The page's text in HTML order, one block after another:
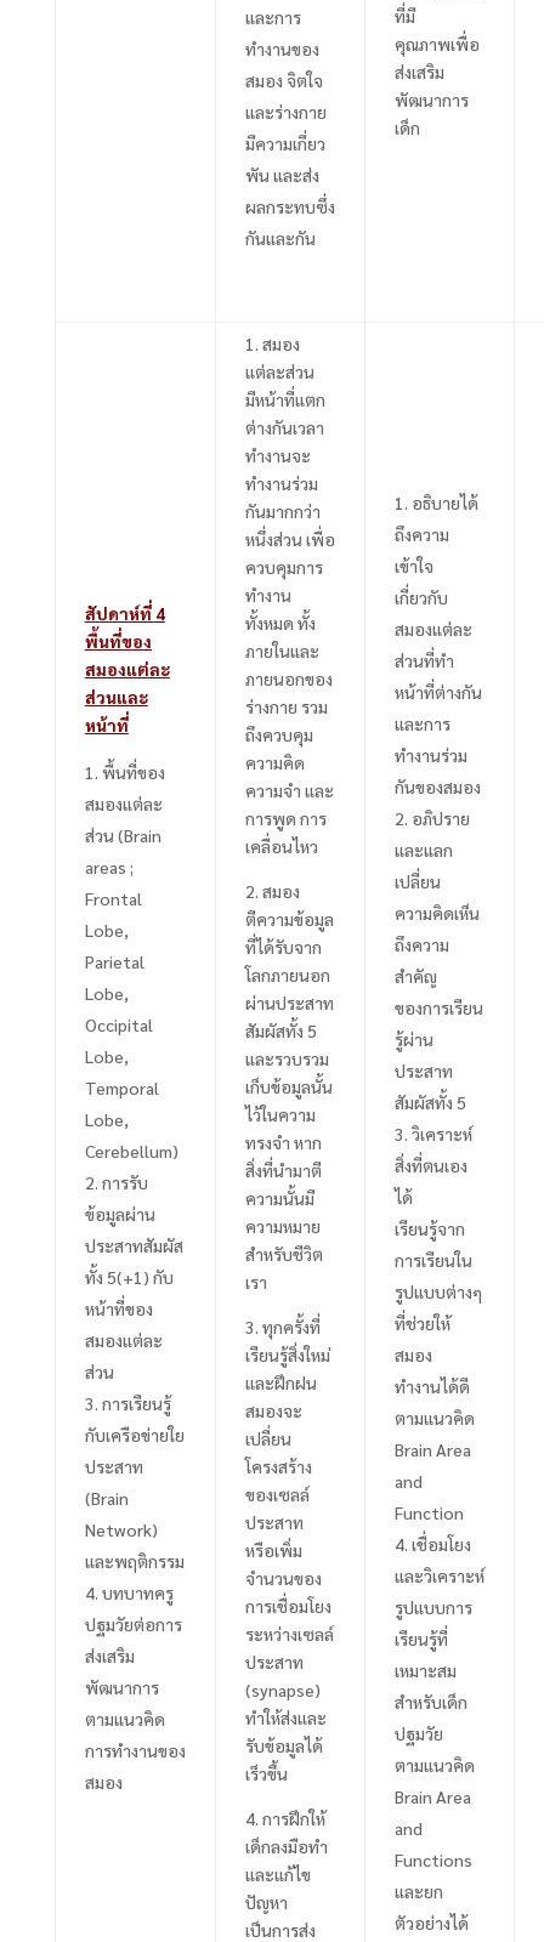
และการ
ทำงานของ
สมอง จิตใจ
และร่างกาย
มีความเกี่ยว
พัน และส่ง
ผลกระทบซึ่ง
กันและกัน
ที่มี
คุณภาพเพื่อ
ส่งเสริม
พัฒนาการ
เด็ก
สัปดาห์ที่ 4
พื้นที่ของ
สมองแต่ละ
ส่วนและ
หน้าที่
พื้นที่ของ
สมองแต่ละ
ส่วน (Brain
areas ;
Frontal
Lobe,
Parietal
Lobe,
Occipital
Lobe,
Temporal
Lobe,
Cerebellum)
การรับ
ข้อมูลผ่าน
ประสาทสัมผัส
ทั้ง 5(+1) กับ
หน้าที่ของ
สมองแต่ละ
ส่วน
การเรียนรู้
กับเครือข่ายใย
ประสาท
(Brain
Network)
และพฤติกรรม
บทบาทครู
ปฐมวัยต่อการ
ส่งเสริม
พัฒนาการ
ตามแนวคิด
การทำงานของ
สมอง
1. สมอง
แต่ละส่วน
มีหน้าที่แตก
ต่างกันเวลา
ทำงานจะ
ทำงานร่วม
กันมากกว่า
หนึ่งส่วน เพื่อ
ควบคุมการ
ทำงาน
ทั้งหมด ทั้ง
ภายในและ
ภายนอกของ
ร่างกาย รวม
ถึงควบคุม
ความคิด
ความจำ และ
การพูด การ
เคลื่อนไหว
2. สมอง
ตีความข้อมูล
ที่ได้รับจาก
โลกภายนอก
ผ่านประสาท
สัมผัสทั้ง 5
และรวบรวม
เก็บข้อมูลนั้น
ไว้ในความ
ทรงจำ หาก
สิ่งที่นำมาตี
ความนั้นมี
ความหมาย
สำหรับชีวิต
เรา
3. ทุกครั้งที่
เรียนรู้สิ่งใหม่
และฝึกฝน
สมองจะ
เปลี่ยน
โครงสร้าง
ของเซลล์
ประสาท
หรือเพิ่ม
จำนวนของ
การเชื่อมโยง
ระหว่างเซลล์
ประสาท
(synapse)
ทำให้ส่งและ
รับข้อมูลได้
เร็วขึ้น
4. การฝึกให้
เด็กลงมือทำ
และแก้ไข
ปัญหา
เป็นการส่ง
อธิบายได้
ถึงความ
เข้าใจ
เกี่ยวกับ
สมองแต่ละ
ส่วนที่ทำ
หน้าที่ต่างกัน
และการ
ทำงานร่วม
กันของสมอง
อภิปราย
และแลก
เปลี่ยน
ความคิดเห็น
ถึงความ
สำคัญ
ของการเรียน
รู้ผ่าน
ประสาท
สัมผัสทั้ง 5
วิเคราะห์
สิ่งที่ตนเอง
ได้
เรียนรู้จาก
การเรียนใน
รูปแบบต่างๆ
ที่ช่วยให้
สมอง
ทำงานได้ดี
ตามแนวคิด
Brain Area
and
Function
เชื่อมโยง
และวิเคราะห์
รูปแบบการ
เรียนรู้ที่
เหมาะสม
สำหรับเด็ก
ปฐมวัย
ตามแนวคิด
Brain Area
and
Functions
และยก
ตัวอย่างได้